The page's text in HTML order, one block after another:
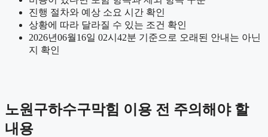
진행 절차와 예상 소요 시간 확인
상황에 따라 달라질 수 있는 조건 확인
2026년06월16일 02시42분 기준으로 오래된 안내는 아닌
지 확인
노원구하수구막힘 이용 전 주의해야 할
내용